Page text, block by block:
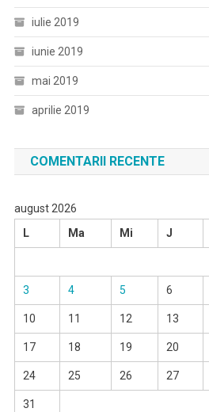
iulie 2019
iunie 2019
mai 2019
aprilie 2019
COMENTARII RECENTE
august 2026
L
Ma Mi J
3 4 5 6
10 11 12 13
17 18 19 20
24 25 26 27
31